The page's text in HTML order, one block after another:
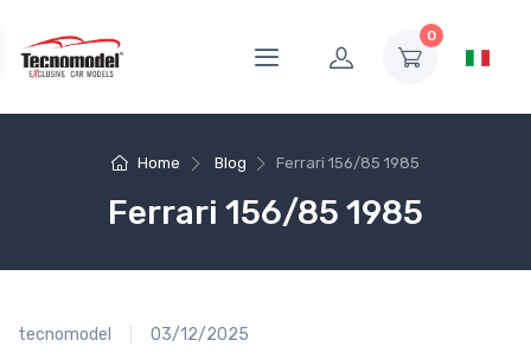
0
Home Blog Ferrari 156/85 1985
Ferrari 156/85 1985
tecnomodel 03/12/2025